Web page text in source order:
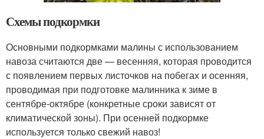
Схемы подкормки
Основными подкормками малины с использованием
навоза считаются две — весенняя, которая проводится
с появлением первых листочков на побегах и осенняя,
проводимая при подготовке малинника к зиме в
сентябре-октябре (конкретные сроки зависят от
климатической зоны). При осенней подкормке
используется только свежий навоз!